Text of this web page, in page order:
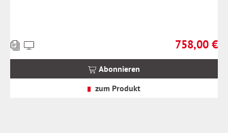
Regulärer
758,00 €
Preise
inkl.
Abonnieren
zum Produkt